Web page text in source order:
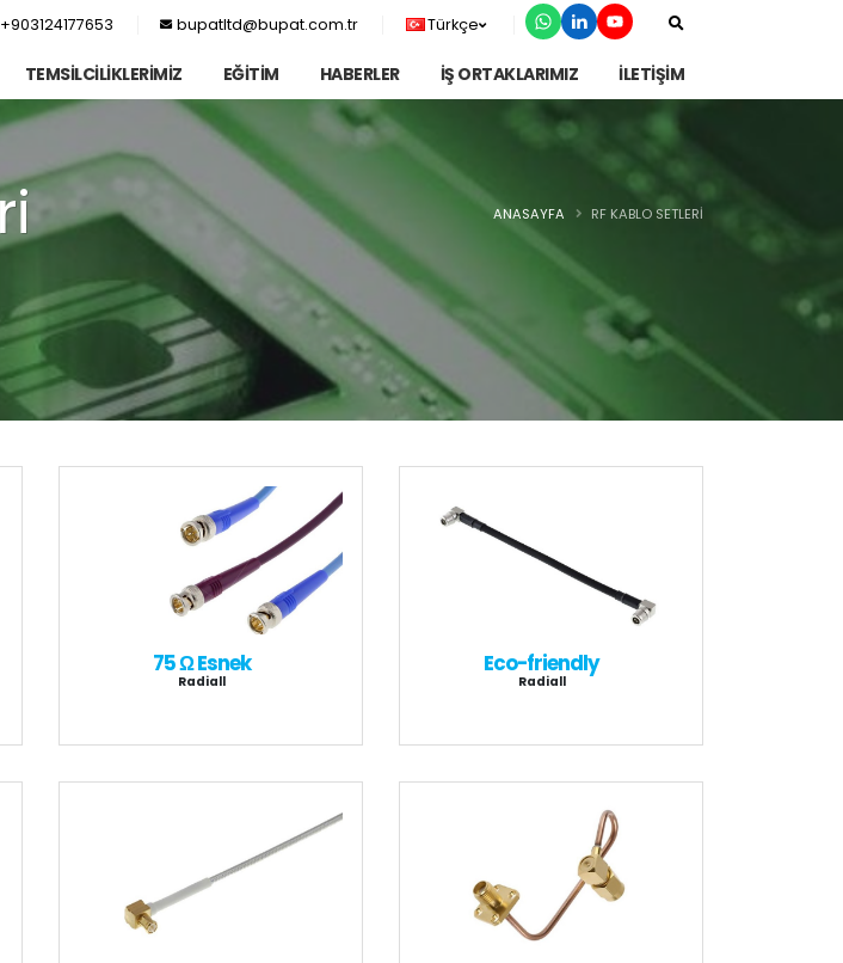
+903124177653 bupatltd@bupat.com.tr Türkçe
TEMSİLCİLİKLERİMİZ EĞİTİM HABERLER İŞ ORTAKLARIMIZ İLETİŞİM
ANASAYFA RF KABLO SETLERI
75 Ω Esnek
Radiall
Eco-friendly
Radiall